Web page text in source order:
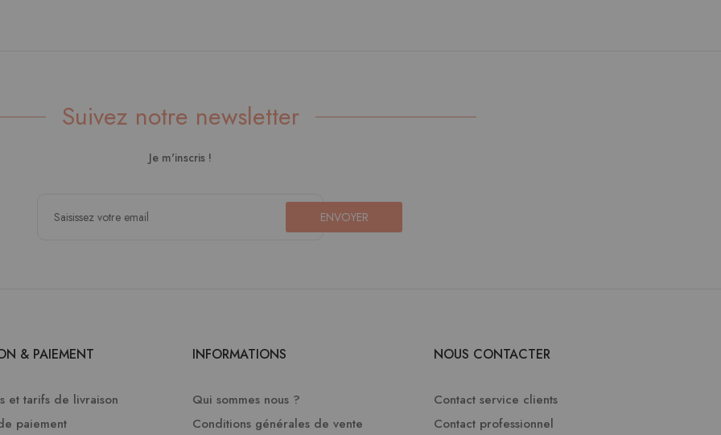
Suivez notre newsletter
Je m'inscris !
ENVOYER
& PAIEMENT
et tarifs de livraison
paiement
INFORMATIONS
Qui sommes nous ?
Conditions générales de vente
NOUS CONTACTER
Contact service clients
Contact professionnel